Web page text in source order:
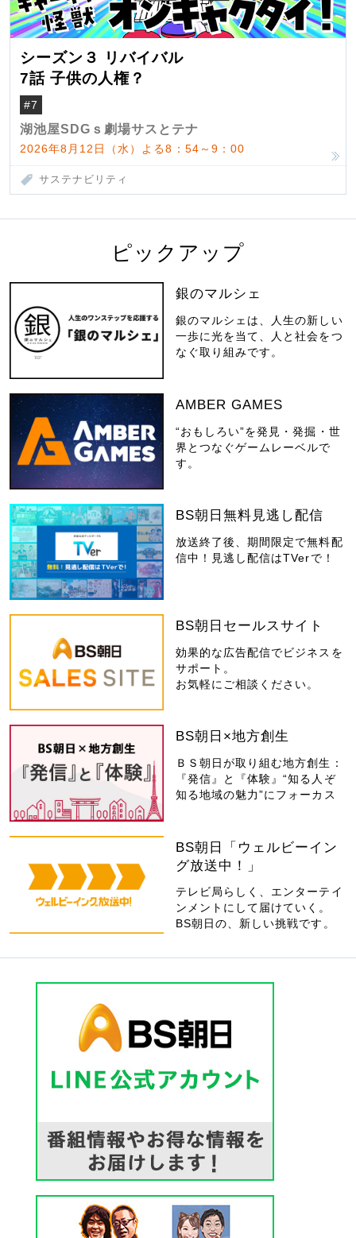
シーズン３ リバイバル
7話 子供の人権？
#7
湖池屋SDGｓ劇場サスとテナ
2026年8月12日（水）よる8：54～9：00
サステナビリティ
ピックアップ
銀のマルシェ
銀のマルシェは、人生の新しい
一歩に光を当て、人と社会をつ
なぐ取り組みです。
AMBER GAMES
“おもしろい”を発見・発掘・世
界とつなぐゲームレーベルで
す。
BS朝日無料見逃し配信
放送終了後、期間限定で無料配
信中！見逃し配信はTVerで！
BS朝日セールスサイト
効果的な広告配信でビジネスを
サポート。
お気軽にご相談ください。
BS朝日×地方創生
ＢＳ朝日が取り組む地方創生：
『発信』と『体験』“知る人ぞ
知る地域の魅力”にフォーカス
BS朝日「ウェルビーイン
グ放送中！」
テレビ局らしく、エンターテイ
ンメントにして届けていく。
BS朝日の、新しい挑戦です。